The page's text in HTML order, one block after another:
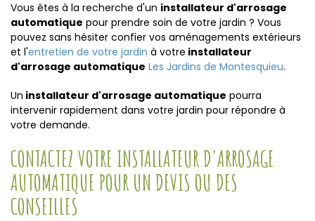
Vous êtes à la recherche d'un installateur d'arrosage
automatique pour prendre soin de votre jardin ? Vous
pouvez sans hésiter confier vos aménagements extérieurs
et l'entretien de votre jardin à votre installateur
d'arrosage automatique Les Jardins de Montesquieu.
Un installateur d'arrosage automatique pourra
intervenir rapidement dans votre jardin pour répondre à
votre demande.
CONTACTEZ VOTRE INSTALLATEUR D'ARROSAGE
AUTOMATIQUE POUR UN DEVIS OU DES
CONSEILLES